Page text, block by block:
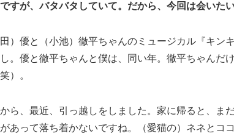
すが、バタバタしていて。だから、今回は会いた
）優と（小池）徹平ちゃんのミュージカル『キン
。優と徹平ちゃんと僕は、同い年。徹平ちゃんだ
）。
ら、最近、引っ越しをしました。家に帰ると、ま
あって落ち着かないですね。（愛猫の）ネネとコ